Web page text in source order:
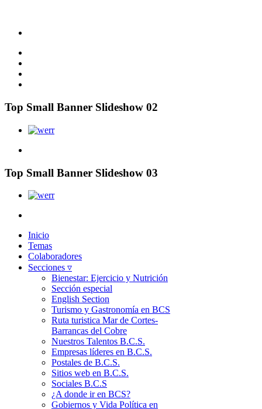
Top Small Banner Slideshow 02
Top Small Banner Slideshow 03
Inicio
Temas
Colaboradores
Secciones ▿
Bienestar: Ejercicio y Nutrición
Sección especial
English Section
Turismo y Gastronomía en BCS
Ruta turistica Mar de Cortes-
Barrancas del Cobre
Nuestros Talentos B.C.S.
Empresas líderes en B.C.S.
Postales de B.C.S.
Sitios web en B.C.S.
Sociales B.C.S
¿A donde ir en BCS?
Gobiernos y Vida Política en